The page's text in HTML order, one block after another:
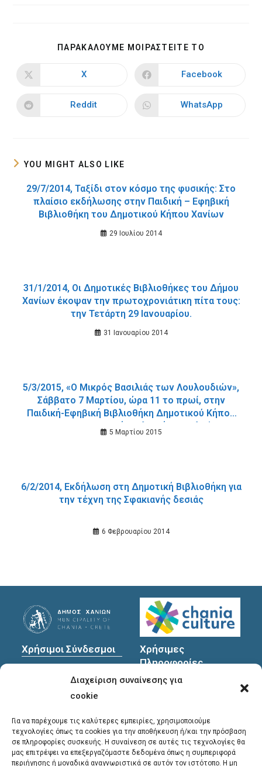
Διαχείριση συναίνεσης για
cookie
Για να παρέχουμε τις καλύτερες εμπειρίες, χρησιμοποιούμε
τεχνολογίες όπως τα cookies για την αποθήκευση ή/και την πρόσβαση
σε πληροφορίες συσκευής. Η συναίνεση σε αυτές τις τεχνολογίες θα
μας επιτρέψει να επεξεργαζόμαστε δεδομένα όπως η συμπεριφορά
περιήγησης ή μοναδικά αναγνωριστικά σε αυτόν τον ιστότοπο. Η μη
ΠΑΡΑΚΑΛΟΥΜΕ ΜΟΙΡΑΣΤΕΙΤΕ ΤΟ
CONTENT
Opens
new
window
X
Opens
new
window
Facebook
Opens
Reddit
Opens
WhatsApp
YOU MIGHT ALSO LIKE
29/7/2014, Ταξίδι στον κόσμο της φυσικής: Στο
πλαίσιο εκδήλωσης στην Παιδική – Εφηβική
Βιβλιοθήκη του Δημοτικού Κήπου Χανίων
29 Ιουλίου 2014
31/1/2014, Οι Δημοτικές Βιβλιοθήκες του Δήμου
Χανίων έκοψαν την πρωτοχρονιάτικη πίτα τους:
την Τετάρτη 29 Ιανουαρίου.
31 Ιανουαρίου 2014
5/3/2015, «Ο Μικρός Βασιλιάς των Λουλουδιών»,
Σάββατο 7 Μαρτίου, ώρα 11 το πρωί, στην
Παιδική-Εφηβική Βιβλιοθήκη Δημοτικού Κήπου
και στη Δημοτική Βιβλιοθήκη Σταλού.
5 Μαρτίου 2015
6/2/2014, Eκδήλωση στη Δημοτική Βιβλιοθήκη για
την τέχνη της Σφακιανής δεσιάς
6 Φεβρουαρίου 2014
Χρήσιμοι Σύνδεσμοι
Προσωπικών
Χρήσιμες
Πληροφορίες
Διεύθυνση
Χανιά, 731 35
Τηλέφωνα
επικοινωνίας: